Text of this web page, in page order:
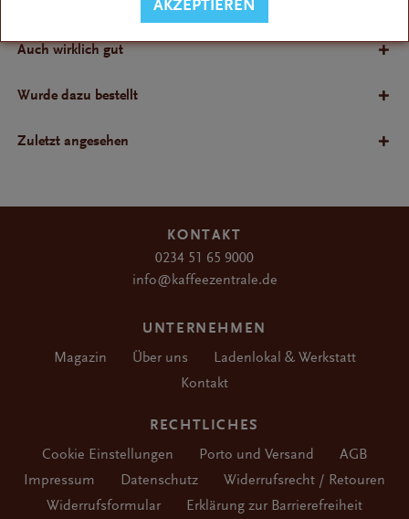
Bewertungen lesen, schreiben und diskutieren...
Auch wirklich gut
Wurde dazu bestellt
Zuletzt angesehen
KONTAKT
0234 51 65 9000
info@kaffeezentrale.de
UNTERNEHMEN
Magazin
Über uns
Ladenlokal & Werkstatt
Kontakt
RECHTLICHES
Cookie Einstellungen
Porto und Versand
AGB
Impressum
Datenschutz
Widerrufsrecht / Retouren
Widerrufsformular
Erklärung zur Barrierefreiheit
AKZEPTIEREN